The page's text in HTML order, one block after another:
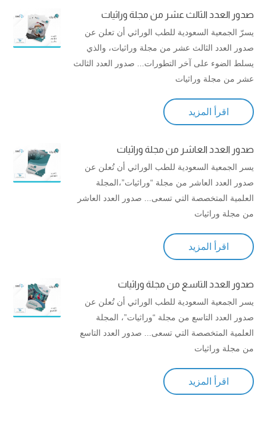
صدور العدد الثالث عشر من مجلة وراثيات
يسرّ الجمعية السعودية للطب الوراثي أن تعلن عن
صدور العدد الثالث عشر من مجلة وراثيات، والذي
يسلط الضوء على آخر التطورات... صدور العدد الثالث
عشر من مجلة وراثيات
اقرأ المزيد
صدور العدد العاشر من مجلة وراثيات
يسر الجمعية السعودية للطب الوراثي أن تُعلن عن
صدور العدد العاشر من مجلة “وراثيات”،المجلة
العلمية المتخصصة التي تسعى... صدور العدد العاشر
من مجلة وراثيات
اقرأ المزيد
صدور العدد التاسع من مجلة وراثيات
يسر الجمعية السعودية للطب الوراثي أن تُعلن عن
صدور العدد التاسع من مجلة “وراثيات”، المجلة
العلمية المتخصصة التي تسعى... صدور العدد التاسع
من مجلة وراثيات
اقرأ المزيد